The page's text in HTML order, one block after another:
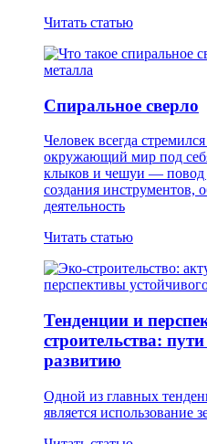
Читать статью
Спиральное сверло
Человек всегда
окружающий мир под
клыков и чешуи — повод
создания инструментов,
деятельность
Читать статью
Тенденции и
строительства:
развитию
Одной из главных
является использование